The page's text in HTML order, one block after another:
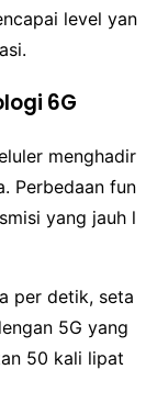
level yan
6G
menghadir
Perbedaan fun
yang jauh l
per detik, seta
5G yang
50 kali lipat